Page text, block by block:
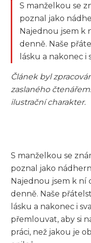
S manželkou se
poznal jako
Najednou jsem k
denně. Naše
lásku a nakonec i
Článek byl
zaslaného
ilustrační charakter.
S manželkou se
poznal jako
Najednou jsem k ní
denně. Naše
lásku a nakonec i
přemlouvat, aby si
práci, než jakou je